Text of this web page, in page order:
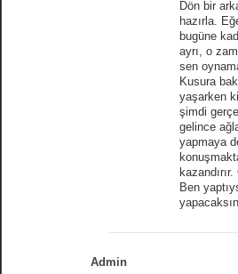
Dön bir
hazırla.
bugüne
ayrı, o
sen
Kusura
yaşarken
şimdi
gelince
yapmaya
Ben
Admin